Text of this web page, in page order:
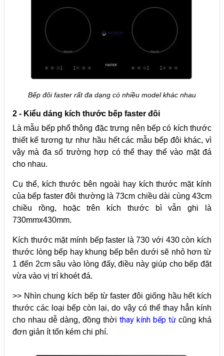
Bếp đôi faster rất đa dạng có nhiều model khác nhau
2 - Kiểu dáng kích thước bếp faster đôi
Là mẫu bếp phổ thông đặc trưng nên bếp có kích thước
thiết kế tương tự như hầu hết các mẫu bếp đôi khác, vì
vậy mà đa số trường hợp có thể thay thế vào mặt đá
cho nhau.
Cụ thể, kích thước bên ngoài hay kích thước mặt kính
của bếp faster đôi thường là 73cm chiều dài cùng 43cm
chiều rồng, hoặc trên kích thước bì vẫn ghi là
730mmx430mm.
Kích thước mặt mính bếp faster là 730 với 430 còn kích
thước lòng bếp hay khung bếp bên dưới sẽ nhỏ hơn từ
1 đến 2cm sâu vào lòng đấy, điều này giúp cho bếp đặt
vừa vào vị trí khoét đá.
>> Nhìn chung kích bếp từ faster đôi giống hầu hết kích
thước các loại bếp còn lại, do vậy có thể thay hẳn kính
cho nhau dễ dàng, đồng thời thay kính bếp từ cũng khá
đơn giản ít tốn kém chi phí.